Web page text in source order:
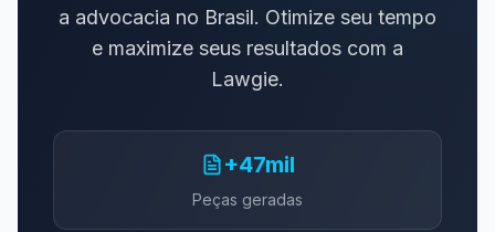
a advocacia no Brasil. Otimize seu tempo
e maximize seus resultados com a
Lawgie.
+47mil
Peças geradas